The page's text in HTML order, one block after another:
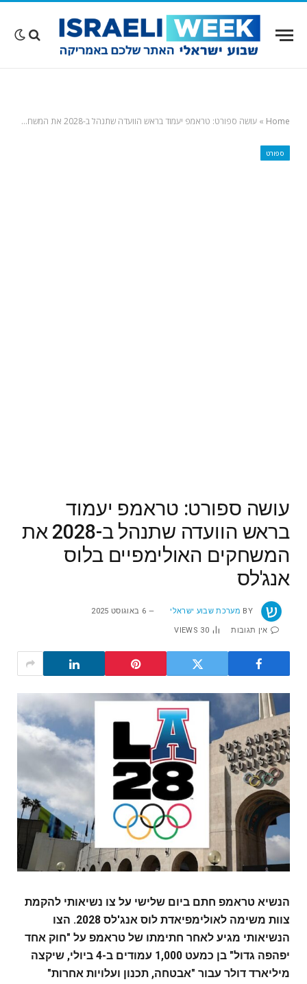
Home
» עושה ספורט: טראמפ יעמוד בראש הוועדה שתנהל ב-2028 את המשחקים האולימפיים בלוס אנג'לס
ספורט
עושה ספורט: טראמפ יעמוד
בראש הוועדה שתנהל ב-2028 את
המשחקים האולימפיים בלוס
אנג'לס
BY מערכת שבוע ישראלי 6 באוגוסט 2025
אין תגובות 30
VIEWS
הנשיא טראמפ חתם ביום שלישי על צו נשיאותי להקמת
צוות משימה לאולימפיאדת לוס אנג'לס 2028. הצו
הנשיאותי מגיע לאחר חתימתו של טראמפ על "חוק אחד
יפהפה גדול" בן כמעט 1,000 עמודים ב-4 ביולי, שיקצה
מיליארד דולר עבור "אבטחה, תכנון ועלויות אחרות"